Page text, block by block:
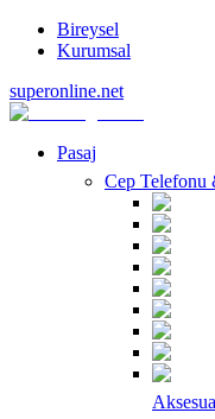
Bireysel
Kurumsal
superonline.net
Pasaj
Cep Telefonu